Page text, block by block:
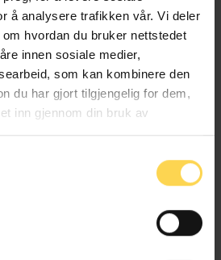
å analysere trafikken vår. Vi deler
hvordan du bruker nettstedet
innen sosiale medier,
som kan kombinere den
du har gjort tilgjengelig for dem,
inn gjennom din bruk av
person- og barnerett
IKT- og medierett